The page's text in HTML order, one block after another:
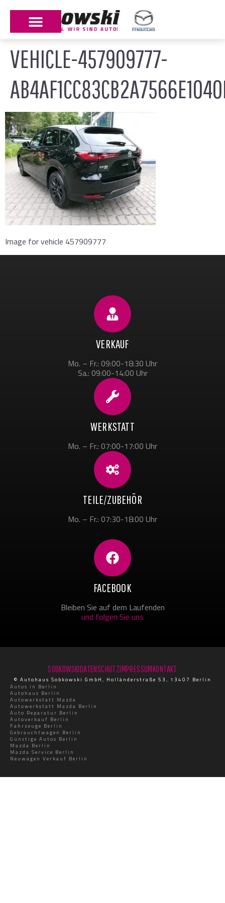
VEHICLE-457909777-
Image for vehicle 457909777
VERKAUF
Mo. – Fr.: 09:00-18:30 Uhr
Sa.: 09:00-14:00 Uhr
WERKSTATT
Mo. – Fr.: 07:00-17:00 Uhr
TEILE/ZUBEHÖR
Mo. – Fr.: 07:30-18:00 Uhr
FACEBOOK
Bleiben Sie auf dem Laufenden
und folgen Sie uns
SOBKOWSKIDATENSCHUTZIMPRESSUMKONTAKT
© Autohaus Sobkowski GmbH, Holländerstraße 53, 13407 Berlin
Autos in Berlin
Autohaus Berlin
Autowerkstatt Mazda
Autowerkstatt Mazda Berlin
Auto Reparatur Berlin
Autoverkauf Berlin
Fahrzeuge Berlin
Gebrauchtwagen Berlin
Günstige Autos Berlin
Mazda Berlin
Mazda Service Berlin
Neuwagen Verkauf Berlin